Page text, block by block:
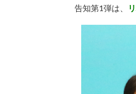
告知第1弾は、